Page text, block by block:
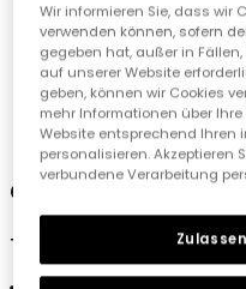
1
Gorra bebé con
12,90 €
Wir informieren Sie, dass wir
verwenden können, sofern
gegeben hat, außer in
auf unserer Website
geben, können wir Cookies
mehr Informationen über
Website entsprechend Ihren
personalisieren. Akzeptieren
verbundene Verarbeitung